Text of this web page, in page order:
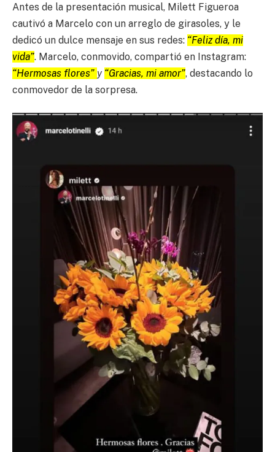
Antes de la presentación musical, Milett Figueroa
cautivó a Marcelo con un arreglo de girasoles, y le
dedicó un dulce mensaje en sus redes: “Feliz día, mi
vida”. Marcelo, conmovido, compartió en Instagram:
“Hermosas flores” y “Gracias, mi amor”, destacando lo
conmovedor de la sorpresa.